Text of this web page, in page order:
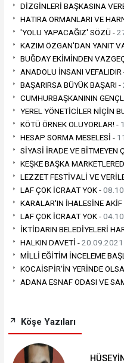
DİZGİNLERİ BAŞKASINA
HATIRA ORMANLARI VE
'YOLU YAPACAĞIZ' SÖZÜ -
KAZIM ÖZGAN'DAN YANIT
BUĞDAY EKİMİNDEN
ANADOLU İNSANI VEFALIDIR
BAŞARIRSA BÜYÜK BAŞARI -
CUMHURBAŞKANININ
YEREL YÖNETİCİLER NİÇİN
KÖTÜ ÖRNEK OLUYORLAR! -
HESAP SORMA MESELESİ -
SİYASİ İRADE VE BİTMEYEN
KEŞKE BAŞKA
LEZZET FESTİVALİ VE
LAF ÇOK İCRAAT YOK -
KARALAR'IN İHALESİNE
LAF ÇOK İCRAAT YOK -
İKTİDARIN BELEDİYELERİ
HALKIN DAVETİ -20.09.2021
MİLLİ EĞİTİM İNCELEME
KOCAİSPİR'İN YERİNDE
ADANA ESNAF ODASI VE
Köşe Yazıları